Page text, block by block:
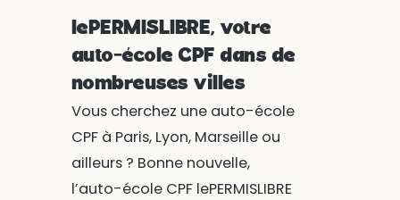
lePERMISLIBRE, votre
auto-école CPF dans de
nombreuses villes
Vous cherchez une auto-école
CPF à Paris, Lyon, Marseille ou
ailleurs ? Bonne nouvelle,
l’auto-école CPF lePERMISLIBRE